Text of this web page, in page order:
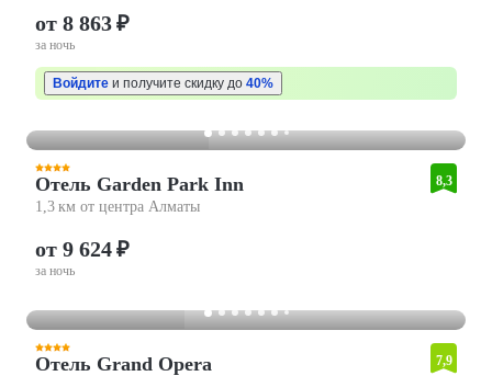
от 8 863 ₽
за ночь
Войдите и получите скидку до 40%
Отель Garden Park Inn
1,3 км от центра Алматы
8,3
от 9 624 ₽
за ночь
Отель Grand Opera 7,9